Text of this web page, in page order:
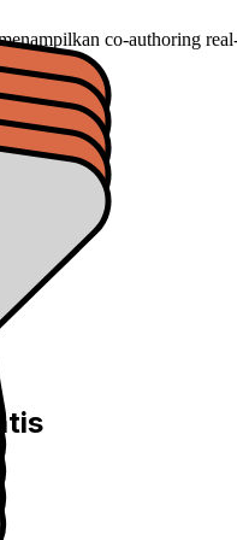
co-authoring